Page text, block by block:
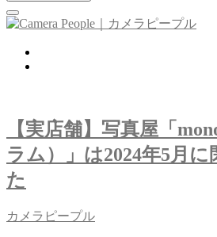
【実店舗】写真屋「
ラム）」は2024年5月
た
カメラピープル